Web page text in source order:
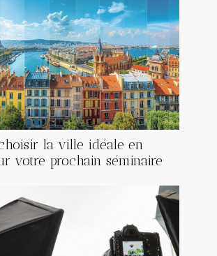
la ville idéale en
votre prochain séminaire